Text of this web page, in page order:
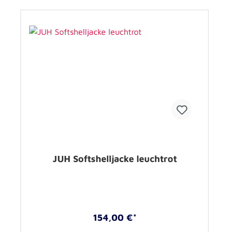
JUH Softshelljacke leuchtrot
154,00 €*